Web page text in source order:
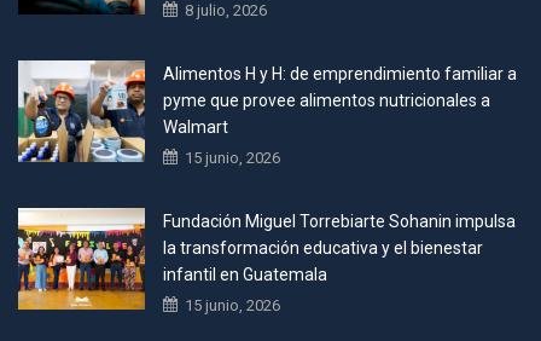
8 julio, 2026
Alimentos H y H: de emprendimiento familiar a
pyme que provee alimentos nutricionales a
Walmart
15 junio, 2026
Fundación Miguel Torrebiarte Sohanin impulsa
la transformación educativa y el bienestar
infantil en Guatemala
15 junio, 2026